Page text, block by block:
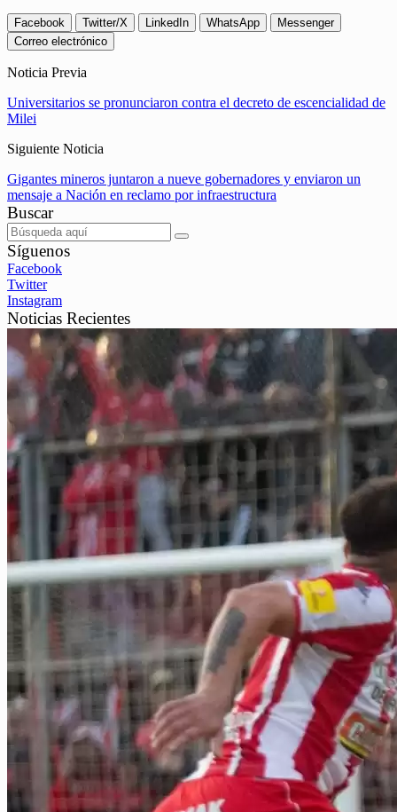
Facebook Twitter/X LinkedIn WhatsApp
Messenger
Correo electrónico
Noticia Previa
Universitarios se pronunciaron contra el decreto de escencialidad de
Milei
Siguiente Noticia
Gigantes mineros juntaron a nueve gobernadores y enviaron un
mensaje a Nación en reclamo por infraestructura
Buscar
Síguenos
Facebook
Twitter
Instagram
Noticias Recientes